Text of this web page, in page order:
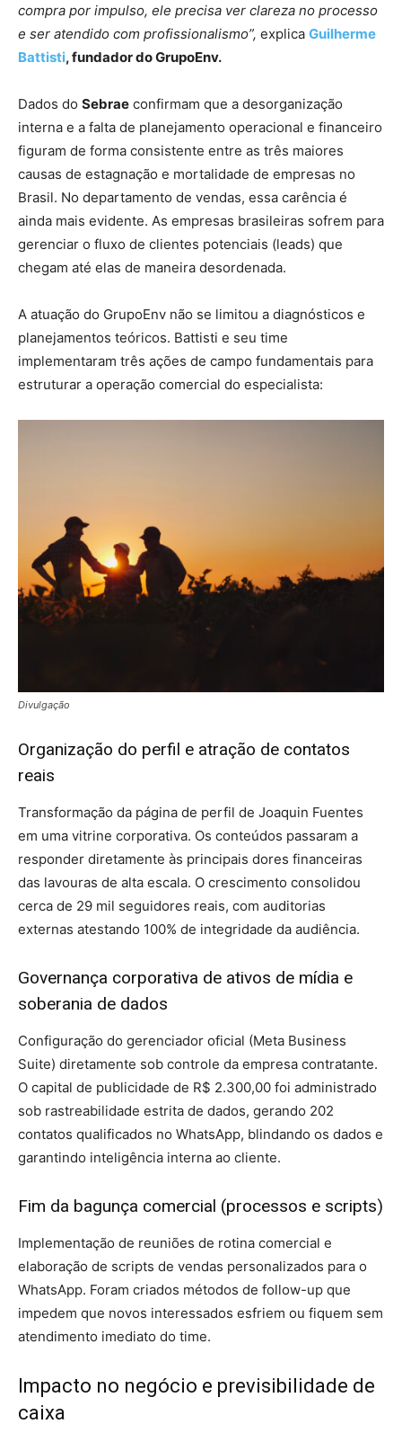
compra por impulso, ele precisa ver clareza no processo
e ser atendido com profissionalismo”, explica Guilherme
Battisti, fundador do GrupoEnv.
Dados do Sebrae confirmam que a desorganização
interna e a falta de planejamento operacional e financeiro
figuram de forma consistente entre as três maiores
causas de estagnação e mortalidade de empresas no
Brasil. No departamento de vendas, essa carência é
ainda mais evidente. As empresas brasileiras sofrem para
gerenciar o fluxo de clientes potenciais (leads) que
chegam até elas de maneira desordenada.
A atuação do GrupoEnv não se limitou a diagnósticos e
planejamentos teóricos. Battisti e seu time
implementaram três ações de campo fundamentais para
estruturar a operação comercial do especialista:
Divulgação
Organização do perfil e atração de contatos
reais
Transformação da página de perfil de Joaquin Fuentes
em uma vitrine corporativa. Os conteúdos passaram a
responder diretamente às principais dores financeiras
das lavouras de alta escala. O crescimento consolidou
cerca de 29 mil seguidores reais, com auditorias
externas atestando 100% de integridade da audiência.
Governança corporativa de ativos de mídia e
soberania de dados
Configuração do gerenciador oficial (Meta Business
Suite) diretamente sob controle da empresa contratante.
O capital de publicidade de R$ 2.300,00 foi administrado
sob rastreabilidade estrita de dados, gerando 202
contatos qualificados no WhatsApp, blindando os dados e
garantindo inteligência interna ao cliente.
Fim da bagunça comercial (processos e scripts)
Implementação de reuniões de rotina comercial e
elaboração de scripts de vendas personalizados para o
WhatsApp. Foram criados métodos de follow-up que
impedem que novos interessados esfriem ou fiquem sem
atendimento imediato do time.
Impacto no negócio e previsibilidade de
caixa